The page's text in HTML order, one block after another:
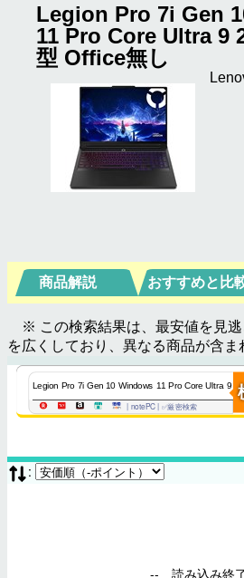
Legion Pro 7i Gen
11 Pro Core Ultra
型 Office無し
商品解説 おすすめと比
※ この検索結果は、最安値を見逃
を広くしており、異なる商品が含ま